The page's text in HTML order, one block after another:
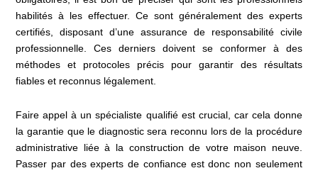
habilités à les effectuer. Ce sont généralement des experts
certifiés, disposant d’une assurance de responsabilité civile
professionnelle. Ces derniers doivent se conformer à des
méthodes et protocoles précis pour garantir des résultats
fiables et reconnus légalement.
Faire appel à un spécialiste qualifié est crucial, car cela donne
la garantie que le diagnostic sera reconnu lors de la procédure
administrative liée à la construction de votre maison neuve.
Passer par des experts de confiance est donc non seulement